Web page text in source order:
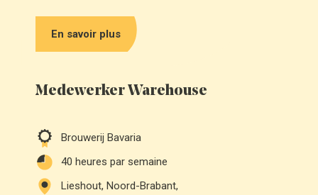
En savoir plus
Medewerker Warehouse
Brouwerij Bavaria
40 heures par semaine
Lieshout, Noord-Brabant,